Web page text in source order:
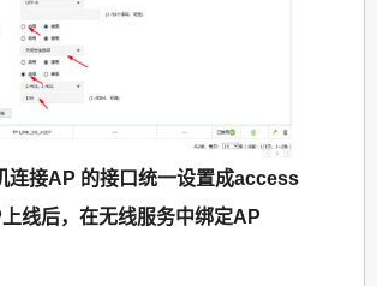
连接AP 的接口统一设置成access
线后，在无线服务中绑定AP